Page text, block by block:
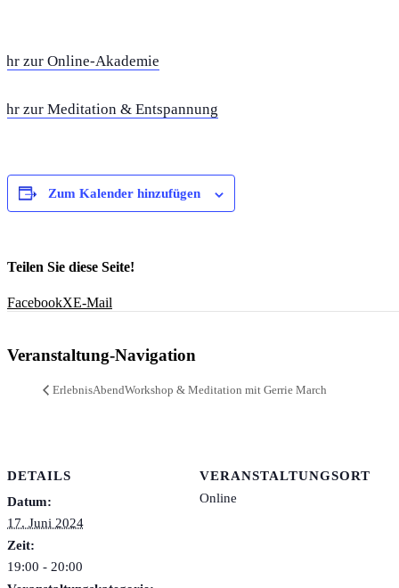
zur Online-Akademie
zur Meditation & Entspannung
Zum Kalender hinzufügen
Teilen Sie diese Seite!
FacebookXE-Mail
Veranstaltung-Navigation
ErlebnisAbendWorkshop & Meditation mit Gerrie March
DETAILS
Datum:
17. Juni 2024
Zeit:
19:00 - 20:00
VERANSTALTUNGSORT
Online